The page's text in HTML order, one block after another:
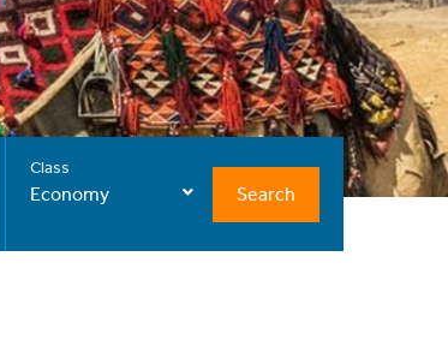
Class
Economy Search